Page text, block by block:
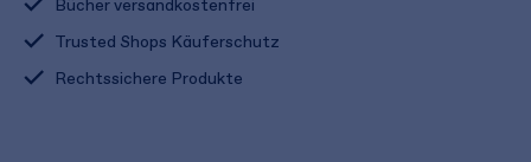
Bücher versandkostenfrei
Trusted Shops Käuferschutz
Rechtssichere Produkte